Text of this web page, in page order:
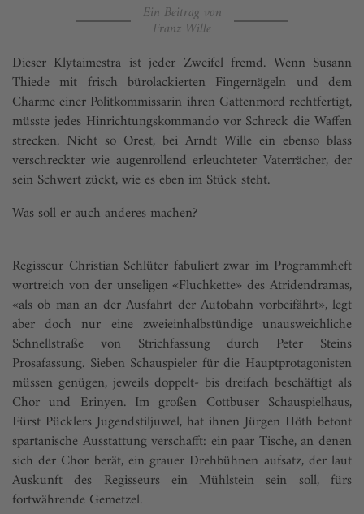
Ein Beitrag von
Franz Wille
Dieser Klytaimestra ist jeder Zweifel fremd. Wenn Susann
Thiede mit frisch bürolackierten Fingernägeln und dem
Charme einer Politkommissarin ihren Gattenmord rechtfertigt,
müsste jedes Hinrichtungskommando vor Schreck die Waffen
strecken. Nicht so Orest, bei Arndt Wille ein ebenso blass
verschreckter wie augenrollend erleuchteter Vaterrächer, der
sein Schwert zückt, wie es eben im Stück steht.
Was soll er auch anderes machen?
Regisseur Christian Schlüter fabuliert zwar im Programmheft
wortreich von der unseligen «Fluchkette» des Atridendramas,
«als ob man an der Ausfahrt der Autobahn vorbeifährt», legt
aber doch nur eine zweieinhalbstündige unausweichliche
Schnellstraße von Strichfassung durch Peter Steins
Prosafassung. Sieben Schauspieler für die Hauptprotagonisten
müssen genügen, jeweils doppelt- bis dreifach beschäftigt als
Chor und Erinyen. Im großen Cottbuser Schauspielhaus,
Fürst Pücklers Jugendstiljuwel, hat ihnen Jürgen Höth betont
spartanische Ausstattung verschafft: ein paar Tische, an denen
sich der Chor berät, ein grauer Drehbühnen aufsatz, der laut
Auskunft des Regisseurs ein Mühlstein sein soll, fürs
fortwährende Gemetzel.